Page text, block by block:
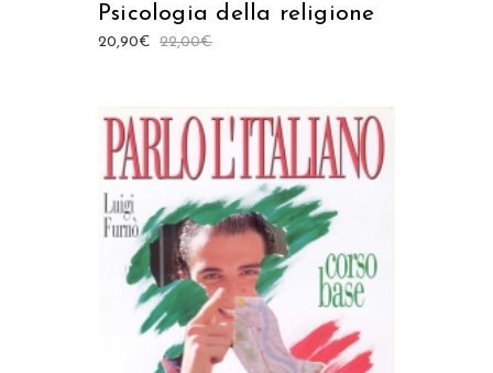
Psicologia della religione
22,00€
20,90€
AGGIUNGI AL CARRELLO